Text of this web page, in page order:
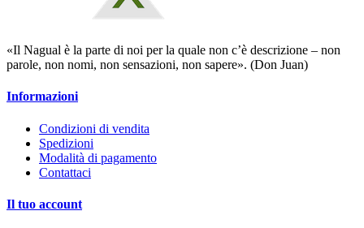
«Il Nagual è la parte di noi per la quale non c’è descrizione – non
parole, non nomi, non sensazioni, non sapere». (Don Juan)
Informazioni
Condizioni di vendita
Spedizioni
Modalità di pagamento
Contattaci
Il tuo account